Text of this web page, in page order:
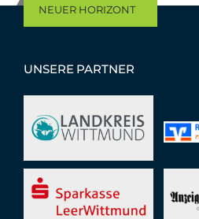
NEUER HORIZONT
UNSERE PARTNER